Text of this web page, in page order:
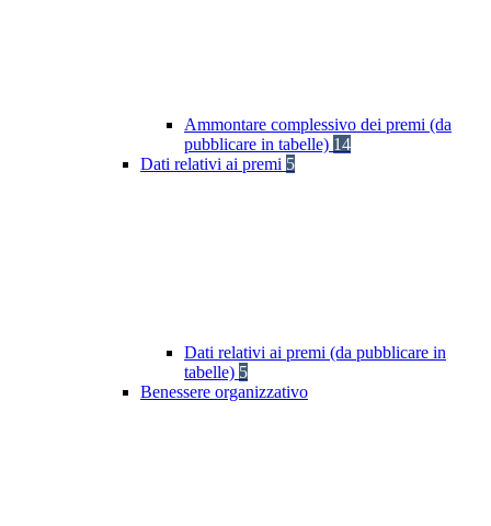
Ammontare complessivo dei premi (da
pubblicare in tabelle) 14
Dati relativi ai premi 5
Dati relativi ai premi (da pubblicare in
tabelle) 5
Benessere organizzativo